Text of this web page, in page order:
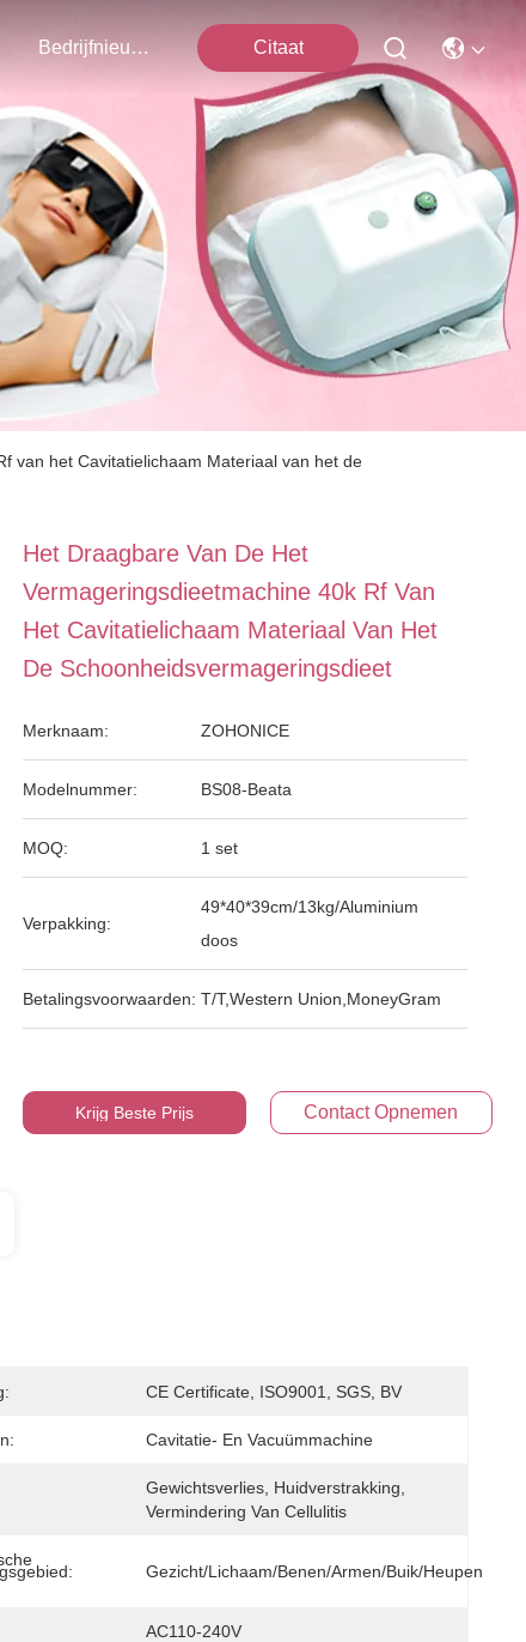
Bedrijfnieuws Citaat
van het Cavitatielichaam Materiaal van het de
Het Draagbare Van De Het
Vermageringsdieetmachine 40k Rf Van
Het Cavitatielichaam Materiaal Van Het
De Schoonheidsvermageringsdieet
Merknaam: ZOHONICE
Modelnummer: BS08-Beata
MOQ: 1 set
Verpakking:
49*40*39cm/13kg/Aluminium
doos
Betalingsvoorwaarden: T/T,Western Union,MoneyGram
Krijg Beste Prijs Contact Opnemen
CE Certificate, ISO9001, SGS, BV
Cavitatie- En Vacuümmachine
Gewichtsverlies, Huidverstrakking,
Vermindering Van Cellulitis
Gezicht/lichaam/benen/armen/buik/heupen
AC110-240V